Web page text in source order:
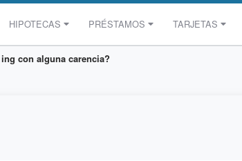
HIPOTECAS PRÉSTAMOS TARJETAS
con alguna carencia?